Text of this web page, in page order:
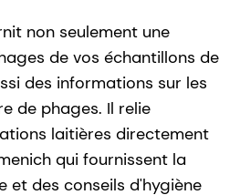
non seulement une
de vos échantillons de
des informations sur les
de phages. Il relie
laitières directement
qui fournissent la
et des conseils d'hygiène